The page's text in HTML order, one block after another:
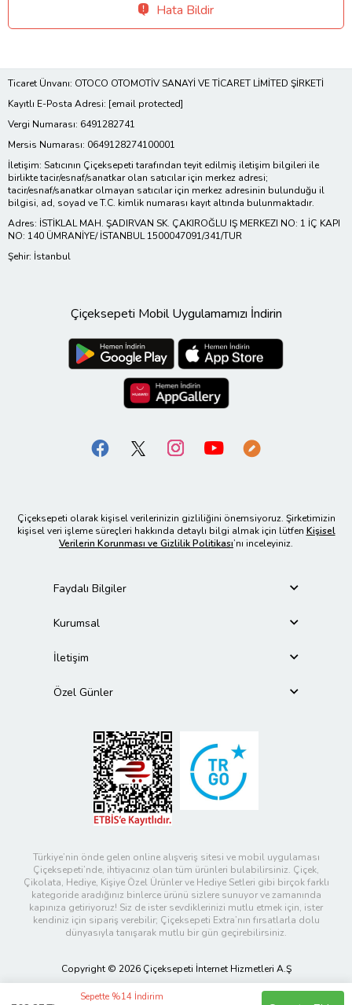
Sepette %14 İndirim
Hata Bildir
Ticaret Ünvanı: OTOCO OTOMOTİV SANAYİ VE TİCARET LİMİTED ŞİRKETİ
Kayıtlı E-Posta Adresi: [email protected]
Vergi Numarası: 6491282741
Mersis Numarası: 0649128274100001
İletişim: Satıcının Çiçeksepeti tarafından teyit edilmiş iletişim bilgileri ile
birlikte tacir/esnaf/sanatkar olan satıcılar için merkez adresi;
tacir/esnaf/sanatkar olmayan satıcılar için merkez adresinin bulunduğu il
bilgisi, ad, soyad ve T.C. kimlik numarası kayıt altında bulunmaktadır.
Adres: İSTİKLAL MAH. ŞADIRVAN SK. ÇAKIROĞLU IŞ MERKEZI NO: 1 İÇ KAPI
NO: 140 ÜMRANİYE/ İSTANBUL 1500047091/341/TUR
Şehir: İstanbul
Çiçeksepeti Mobil Uygulamamızı İndirin
Çiçeksepeti olarak kişisel verilerinizin gizliliğini önemsiyoruz. Şirketimizin
kişisel veri işleme süreçleri hakkında detaylı bilgi almak için lütfen Kişisel
Verilerin Korunması ve Gizlilik Politikası’nı inceleyiniz.
Faydalı Bilgiler
Kurumsal
İletişim
Özel Günler
Türkiye’nin önde gelen online alışveriş sitesi ve mobil uygulaması
Çiçeksepeti’nde, ihtiyacınız olan tüm ürünleri bulabilirsiniz. Çiçek,
Çikolata, Hediye, Kişiye Özel Ürünler ve Hediye Setleri gibi birçok farklı
kategoride aradığınız binlerce ürünü sizlere sunuyor ve zamanında
kapınıza getiriyoruz! Siz de ister sevdiklerinizi mutlu etmek için, ister
kendiniz için sipariş verebilir; Çiçeksepeti Extra’nın fırsatlarla dolu
dünyasıyla tanışarak mutlu bir gün geçirebilirsiniz.
Copyright © 2026 Çiçeksepeti İnternet Hizmetleri A.Ş